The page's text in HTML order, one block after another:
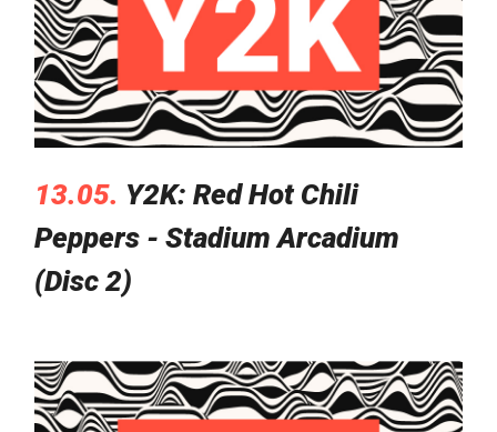
13.05. Y2K: Red Hot Chili
Peppers - Stadium Arcadium
(Disc 2)